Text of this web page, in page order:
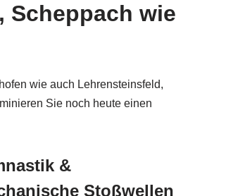
Scheppach wie
wie auch Lehrensteinsfeld,
Sie noch heute einen
&
Stoßwellen